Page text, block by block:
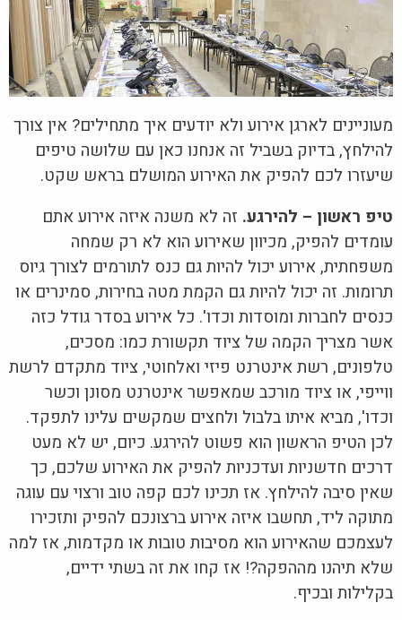
מעוניינים לארגן אירוע ולא יודעים איך מתחילים? אין צורך
להילחץ, בדיוק בשביל זה אנחנו כאן עם שלושה טיפים
שיעזרו לכם להפיק את האירוע המושלם בראש שקט.
טיפ ראשון – להירגע. זה לא משנה איזה אירוע אתם
עומדים להפיק, מכיוון שאירוע הוא לא רק שמחה
משפחתית, אירוע יכול להיות גם כנס לתורמים לצורך גיוס
תרומות. זה יכול להיות גם הקמת מטה בחירות, סמינרים או
כנסים לחברות ומוסדות וכדו'. כל אירוע בסדר גודל כזה
אשר מצריך הקמה של ציוד תקשורת כמו: מסכים,
טלפונים, רשת אינטרנט פיזי ואלחוטי, ציוד מתקדם לרשת
ווייפי, או ציוד מורכב שמאפשר אינטרנט מסונן וכשר
וכדו', מביא איתו בלבול ולחצים שמקשים עלינו לתפקד.
לכן הטיפ הראשון הוא פשוט להירגע. כיום, יש לא מעט
דרכים חדשניות ועדכניות להפיק את האירוע שלכם, כך
שאין סיבה להילחץ. אז תכינו לכם קפה טוב ורצוי עם עוגה
מתוקה ליד, תחשבו איזה אירוע ברצונכם להפיק ותזכירו
לעצמכם שהאירוע הוא מסיבות טובות או מקדמות, אז למה
שלא תיהנו מההפקה?! אז קחו את זה בשתי ידיים,
בקלילות ובכיף.